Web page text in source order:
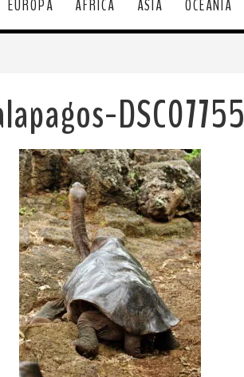
EUROPA ÁFRICA ASIA OCEANÍA
DSC07755